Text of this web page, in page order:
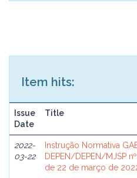
Item hits:
Issue
Date
Title
2022-
03-22
Instrução Normativa
DEPEN/DEPEN/MJSP nº
de 22 de março de